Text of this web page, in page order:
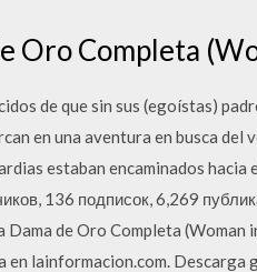
Oro Completa
de que sin sus (egoístas)
en una aventura en busca
estaban encaminados
136 подписок, 6,269
de Oro Completa (Woman
en lainformacion.com.